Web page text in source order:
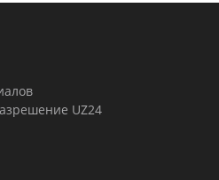
UZ24